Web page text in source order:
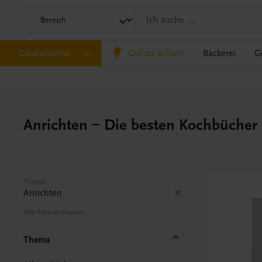
Gastronomie Gut zu wissen Bäckerei
Anrichten – Die besten Kochbücher
Thema
Anrichten
Alle Filter entfernen
Thema